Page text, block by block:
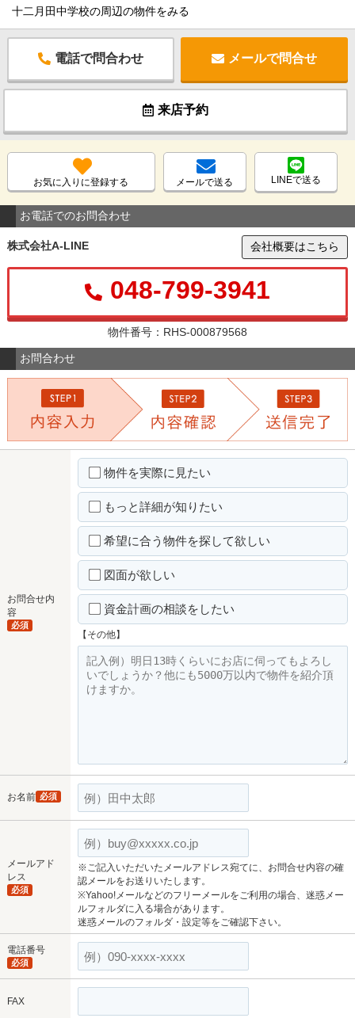
十二月田中学校の周辺の物件をみる
電話で問合わせ メールで問合せ
来店予約
お気に入りに登録する メールで送る LINEで送る
お電話でのお問合わせ
株式会社A-LINE 会社概要はこちら
048-799-3941
物件番号：RHS-000879568
お問合わせ
お問合せ内
容
必須
物件を実際に見たい
もっと詳細が知りたい
希望に合う物件を探して欲しい
図面が欲しい
資金計画の相談をしたい
【その他】
お名前 必須
メールアド
レス
必須
※ご記入いただいたメールアドレス宛てに、お問合せ内容の確
認メールをお送りいたします。
※Yahoo!メールなどのフリーメールをご利用の場合、迷惑メー
ルフォルダに入る場合があります。
迷惑メールのフォルダ・設定等をご確認下さい。
電話番号
必須
FAX